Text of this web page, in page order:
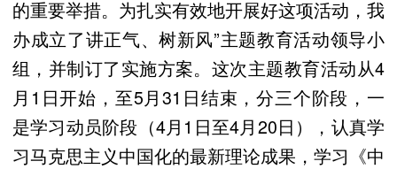
的重要举措。为扎实有效地开展好这项活动，我
办成立了讲正气、树新风”主题教育活动领导小
组，并制订了实施方案。这次主题教育活动从4
月1日开始，至5月31日结束，分三个阶段，一
是学习动员阶段（4月1日至4月20日），认真学
习马克思主义中国化的最新理论成果，学习《中